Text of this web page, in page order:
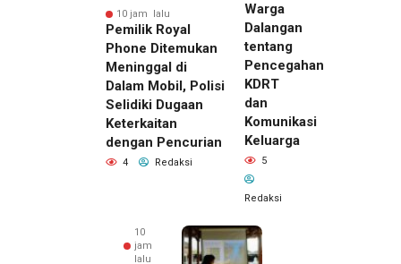
10 jam lalu
Pemilik Royal
Phone Ditemukan
Meninggal di
Dalam Mobil, Polisi
Selidiki Dugaan
Keterkaitan
dengan Pencurian
4 Redaksi
Warga
Dalangan
tentang
Pencegahan
KDRT
dan
Komunikasi
Keluarga
5
Redaksi
10
jam
lalu